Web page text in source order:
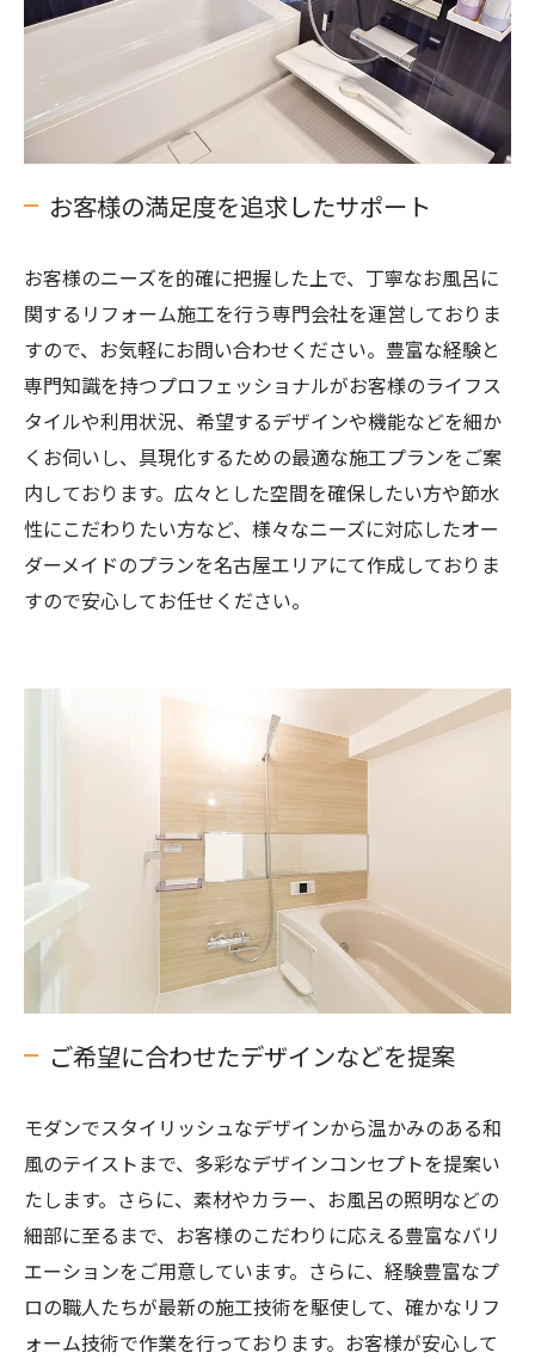
お客様の満足度を追求したサポート
お客様のニーズを的確に把握した上で、丁寧なお風呂に
関するリフォーム施工を行う専門会社を運営しておりま
すので、お気軽にお問い合わせください。豊富な経験と
専門知識を持つプロフェッショナルがお客様のライフス
タイルや利用状況、希望するデザインや機能などを細か
くお伺いし、具現化するための最適な施工プランをご案
内しております。広々とした空間を確保したい方や節水
性にこだわりたい方など、様々なニーズに対応したオー
ダーメイドのプランを名古屋エリアにて作成しておりま
すので安心してお任せください。
ご希望に合わせたデザインなどを提案
モダンでスタイリッシュなデザインから温かみのある和
風のテイストまで、多彩なデザインコンセプトを提案い
たします。さらに、素材やカラー、お風呂の照明などの
細部に至るまで、お客様のこだわりに応える豊富なバリ
エーションをご用意しています。さらに、経験豊富なプ
ロの職人たちが最新の施工技術を駆使して、確かなリフ
ォーム技術で作業を行っております。お客様が安心して